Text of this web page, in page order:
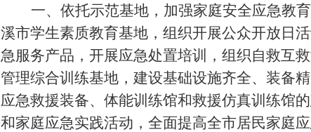
一、依托示范基地，加强家庭安全应急教育
溪市学生素质教育基地，组织开展公众开放日
急服务产品，开展应急处置培训，组织自救互
管理综合训练基地，建设基础设施齐全、装备
应急救援装备、体能训练馆和救援仿真训练馆
和家庭应急实践活动，全面提高全市居民家庭应